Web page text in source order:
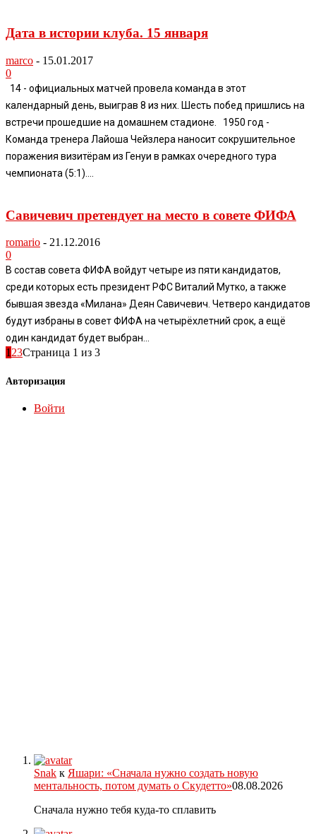
Дата в истории клуба. 15 января
marco - 15.01.2017
0
14 - официальных матчей провела команда в этот
календарный день, выиграв 8 из них. Шесть побед пришлись на
встречи прошедшие на домашнем стадионе. 1950 год -
Команда тренера Лайоша Чейзлера наносит сокрушительное
поражения визитёрам из Генуи в рамках очередного тура
чемпионата (5:1)....
Савичевич претендует на место в совете ФИФА
romario - 21.12.2016
0
В состав совета ФИФА войдут четыре из пяти кандидатов,
среди которых есть президент РФС Виталий Мутко, а также
бывшая звезда «Милана» Деян Савичевич. Четверо кандидатов
будут избраны в совет ФИФА на четырёхлетний срок, а ещё
один кандидат будет выбран...
123Страница 1 из 3
Авторизация
Войти
Snak к Яшари: «Сначала нужно создать новую
ментальность, потом думать о Скудетто»08.08.2026
Сначала нужно тебя куда-то сплавить